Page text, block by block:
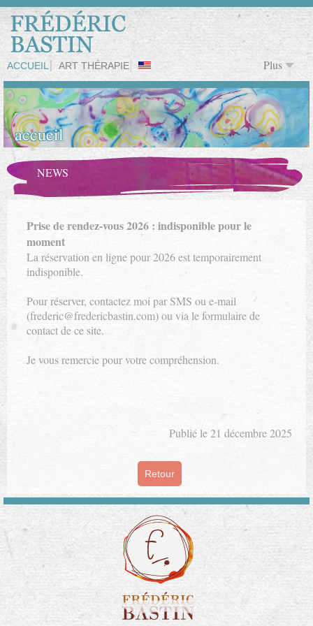
ACCUEIL QUI SUIS-JE?
ART THÉRAPIE ART THÉRAPIE EN ORGANISATION
OEUVRES
LIENS
CONTACT Plus
accueil
NEWS
Prise de rendez-vous 2026 : indisponible pour le
moment
La réservation en ligne pour 2026 est temporairement
indisponible.
Pour réserver, contactez moi par SMS ou e-mail
(frederic@fredericbastin.com) ou via le formulaire de
contact de ce site.
Je vous remercie pour votre compréhension.
Publié le 21 décembre 2025
Retour